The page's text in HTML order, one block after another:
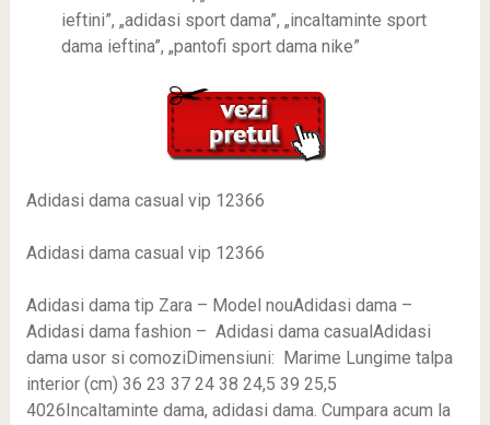
ieftini”, „adidasi sport dama”, „incaltaminte sport
dama ieftina”, „pantofi sport dama nike”
Adidasi dama casual vip 12366
Adidasi dama casual vip 12366
Adidasi dama tip Zara – Model nouAdidasi dama –
Adidasi dama fashion – Adidasi dama casualAdidasi
dama usor si comoziDimensiuni: Marime Lungime talpa
interior (cm) 36 23 37 24 38 24,5 39 25,5
4026Incaltaminte dama, adidasi dama. Cumpara acum la